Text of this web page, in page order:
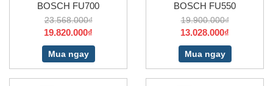
BOSCH FU700
23.568.000₫
19.820.000₫
Mua ngay
BOSCH FU550
19.900.000₫
13.028.000₫
Mua ngay